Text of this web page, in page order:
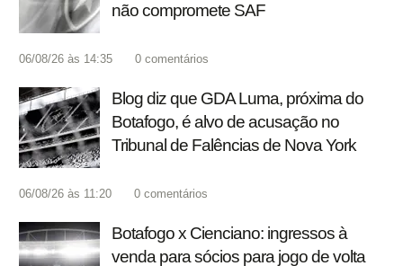
não compromete SAF
06/08/26 às 14:35 0 comentários
Blog diz que GDA Luma, próxima do
Botafogo, é alvo de acusação no
Tribunal de Falências de Nova York
06/08/26 às 11:20 0 comentários
Botafogo x Cienciano: ingressos à
venda para sócios para jogo de volta